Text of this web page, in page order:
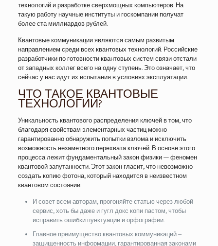
технологий и разработке сверхмощных компьютеров. На
такую работу научные институты и госкомпании получат
более ста миллиардов рублей.
Квантовые коммуникации являются самым развитым
направлением среди всех квантовых технологий. Российские
разработчики по готовности квантовых систем связи отстали
от западных коллег всего на одну ступень. Это означает, что
сейчас у нас идут их испытания в условиях эксплуатации.
ЧТО ТАКОЕ КВАНТОВЫЕ
ТЕХНОЛОГИИ?
Уникальность квантового распределения ключей в том, что
благодаря свойствам элементарных частиц можно
гарантированно обнаружить попытки взлома и исключить
возможность незаметного перехвата ключей. В основе этого
процесса лежит фундаментальный закон физики — феномен
квантовой запутанности. Этот закон гласит, что невозможно
создать копию фотона, который находится в неизвестном
квантовом состоянии.
И совет всем авторам, прогоняйте статью через любой
сервис, хоть бы даже и гугл докс копи пастом, чтобы
исправить ошибки пунктуации и орфографии.
Главное преимущество квантовых коммуникаций –
защищенность информации, гарантированная законами